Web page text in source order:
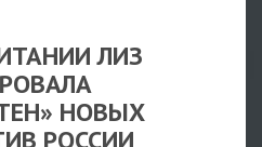
ЛИЗ
НОВЫХ
РОССИИ